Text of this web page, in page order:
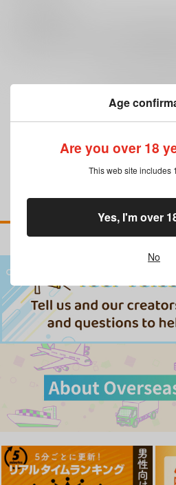
Age
Are you over 18
This web site includes
No
Yes, I'm over